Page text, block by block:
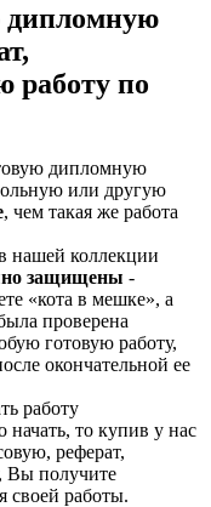
дипломную
работу по
дипломную
или другую
, чем такая же работа
нашей коллекции
защищены -
«кота в мешке», а
проверена
готовую работу,
окончательной ее
работу
начать, то купив у нас
реферат,
Вы получите
своей работы.